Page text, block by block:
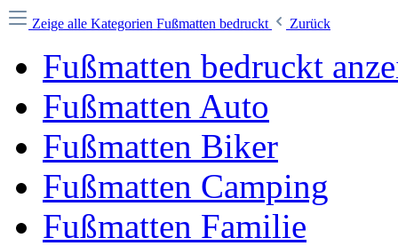
Zeige alle Kategorien Fußmatten bedruckt Zurück
Fußmatten bedruckt
Fußmatten Auto
Fußmatten Biker
Fußmatten Camping
Fußmatten Familie